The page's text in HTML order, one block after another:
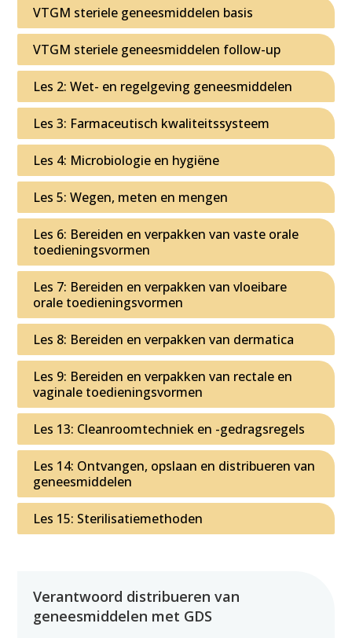
VTGM steriele geneesmiddelen basis
VTGM steriele geneesmiddelen follow-up
Les 2: Wet- en regelgeving geneesmiddelen
Les 3: Farmaceutisch kwaliteitssysteem
Les 4: Microbiologie en hygiëne
Les 5: Wegen, meten en mengen
Les 6: Bereiden en verpakken van vaste orale
toedieningsvormen
Les 7: Bereiden en verpakken van vloeibare
orale toedieningsvormen
Les 8: Bereiden en verpakken van dermatica
Les 9: Bereiden en verpakken van rectale en
vaginale toedieningsvormen
Les 13: Cleanroomtechniek en -gedragsregels
Les 14: Ontvangen, opslaan en distribueren van
geneesmiddelen
Les 15: Sterilisatiemethoden
Verantwoord distribueren van
geneesmiddelen met GDS